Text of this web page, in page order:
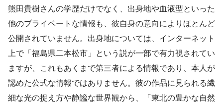
熊田貴樹さんの学歴だけでなく、出身地や血液型といった
他のプライベートな情報も、彼自身の意向によりほとんど
公開されていません。出身地については、インターネット
上で「福島県二本松市」という説が一部で有力視されてい
ますが、これもあくまで第三者による情報であり、本人が
認めた公式な情報ではありません。彼の作品に見られる繊
細な光の捉え方や静謐な世界観から、「東北の豊かな自然